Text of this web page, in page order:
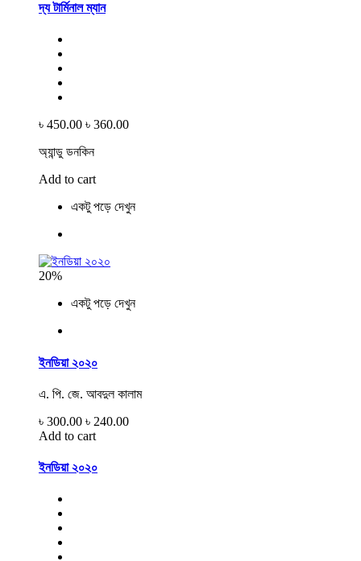
দ্য টার্মিনাল ম্যান
৳ 450.00 ৳ 360.00
অ্যান্ডু ডনকিন
Add to cart
একটু পড়ে দেখুন
20%
একটু পড়ে দেখুন
ইনডিয়া ২০২০
এ. পি. জে. আবদুল কালাম
৳ 300.00 ৳ 240.00
Add to cart
ইনডিয়া ২০২০